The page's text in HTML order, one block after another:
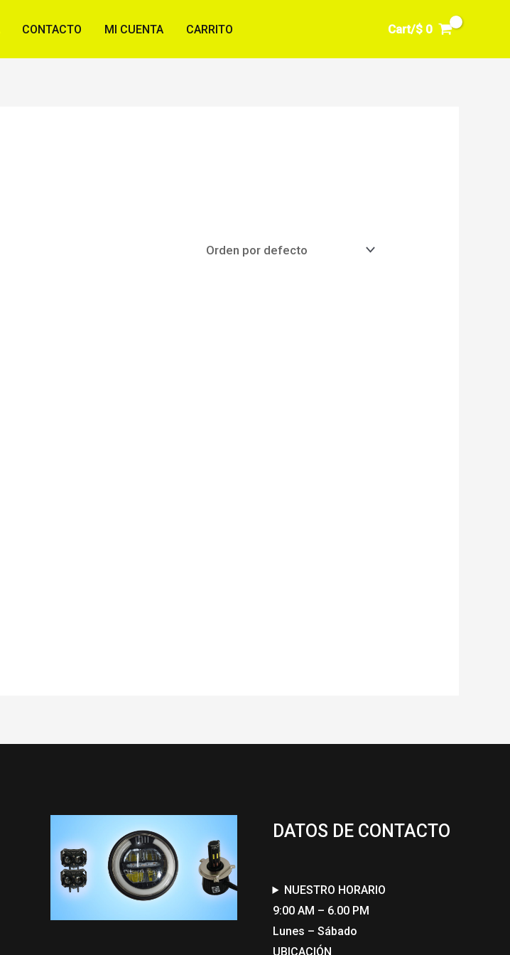
CONTACTO MI CUENTA CARRITO Cart/$ 0
DATOS DE CONTACTO
NUESTRO HORARIO
9:00 AM – 6.00 PM
Lunes – Sábado
UBICACIÓN